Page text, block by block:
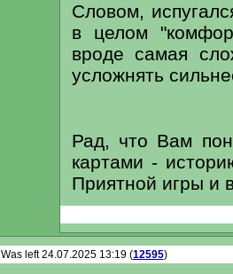
Словом,
в целом
вроде самая
усложнять
Рад, что Вам
картами -
Приятной игры и
Was left 24.07.2025 13:19 (12595)